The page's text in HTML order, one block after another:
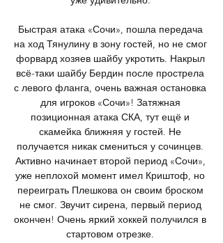
Быстрая атака «Сочи», пошла передача
на ход Тянулину в зону гостей, но не смог
форвард хозяев шайбу укротить. Накрыл
всё-таки шайбу Бердин после прострела
с левого фланга, очень важная остановка
для игроков «Сочи»! Затяжная
позиционная атака СКА, тут ещё и
скамейка ближняя у гостей. Не
получается никак смениться у сочинцев.
Активно начинает второй период «Сочи»,
уже неплохой момент имел Криштоф, но
переиграть Плешкова он своим броском
не смог. Звучит сирена, первый период
окончен! Очень яркий хоккей получился в
стартовом отрезке.